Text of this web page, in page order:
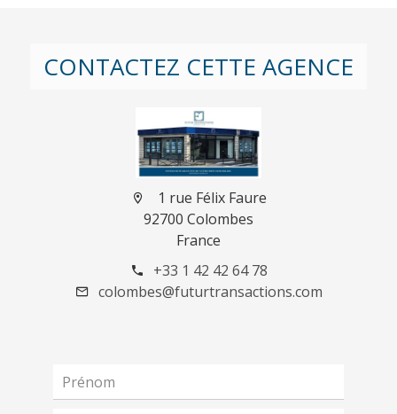
CONTACTEZ CETTE AGENCE
1 rue Félix Faure
92700 Colombes
France
+33 1 42 42 64 78
colombes@futurtransactions.com